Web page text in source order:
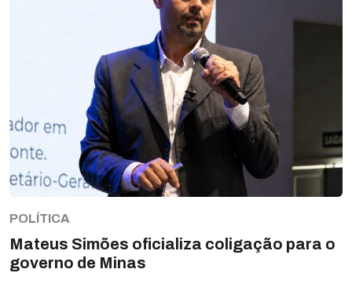
POLÍTICA
Mateus Simões oficializa coligação para o
governo de Minas